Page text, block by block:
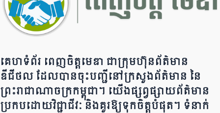
គេហទំព័រ ពេញចិត្តមេឌា ជា​ក្រុ​​​​​ម​​​ហ៊ុន​ព័ត៌មាន​
ឌីជីថល ដែ​លបា​ន​​ចុះបញ្ជីនៅក្រសួងព័ត៌មាន នៃ​​​​
ព្រះរាជាណាចក្រ​ក​ម្ពុជា។ យើ​ង​​​​​ផ្សព្វផ្សាយព័​ត៌​មា​​​​ន
ប្រក​ប​ដោ​​​​​​យ​វិជ្ជាជីវៈ និ​ងគួរ​ឱ្យ​ទុកចិត្ត​បំ​ផុត។ ទំនាក់